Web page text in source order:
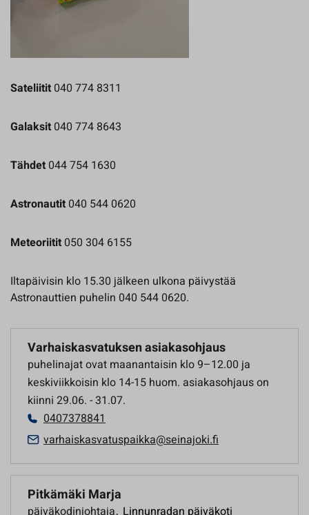
Sateliitit 040 774 8311
Galaksit 040 774 8643
Tähdet 044 754 1630
Astronautit 040 544 0620
Meteoriitit 050 304 6155
Iltapäivisin klo 15.30 jälkeen ulkona päivystää
Astronauttien puhelin 040 544 0620.
Varhaiskasvatuksen asiakasohjaus
puhelinajat ovat maanantaisin klo 9–12.00 ja
keskiviikkoisin klo 14-15 huom. asiakasohjaus on
kiinni 29.06. - 31.07.
0407378841
varhaiskasvatuspaikka@seinajoki.fi
Pitkämäki Marja
päiväkodinjohtaja, Linnunradan päiväkoti